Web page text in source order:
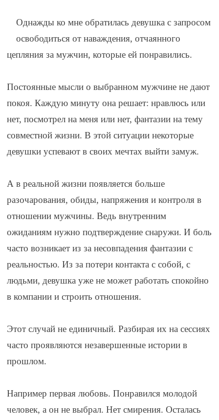
Однажды ко мне обратилась девушка с запросом
освободиться от наваждения, отчаянного
цепляния за мужчин, которые ей понравились.
Постоянные мысли о выбранном мужчине не дают
покоя. Каждую минуту она решает: нравлюсь или
нет, посмотрел на меня или нет, фантазии на тему
совместной жизни. В этой ситуации некоторые
девушки успевают в своих мечтах выйти замуж.
А в реальной жизни появляется больше
разочарования, обиды, напряжения и контроля в
отношении мужчины. Ведь внутренним
ожиданиям нужно подтверждение снаружи. И боль
часто возникает из за несовпадения фантазии с
реальностью. Из за потери контакта с собой, с
людьми, девушка уже не может работать спокойно
в компании и строить отношения.
Этот случай не единичный. Разбирая их на сессиях
часто проявляются незавершенные истории в
прошлом.
Например первая любовь. Понравился молодой
человек, а он не выбрал. Нет смирения. Осталась